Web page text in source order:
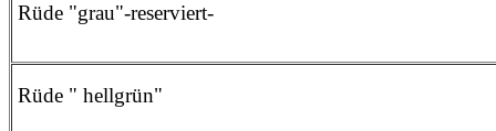
Rüde "grau"-reserviert-
Rüde " hellgrün"